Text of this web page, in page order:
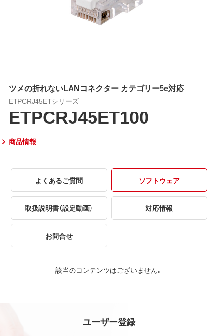
ツメの折れないLANコネクター カテゴリー5e対応
ETPCRJ45ETシリーズ
ETPCRJ45ET100
商品情報
よくあるご質問 ソフトウェア
取扱説明書（設定動画） 対応情報
お問合せ
該当のコンテンツはございません。
ユーザー登録